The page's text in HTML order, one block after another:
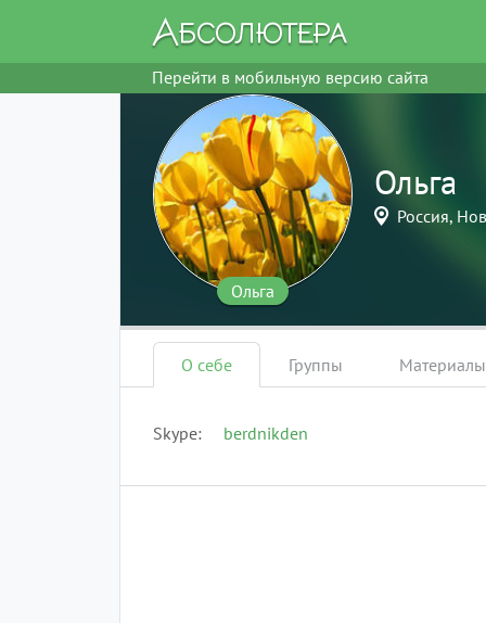
Перейти в мобильную версию сайта
Ольга
Ольга
Россия,
О себе Группы Материалы
Skype berdnikden